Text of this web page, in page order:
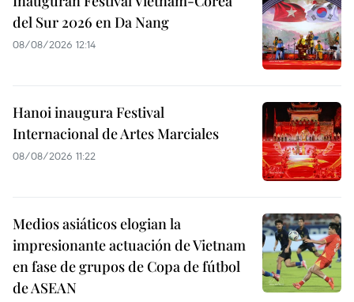
del Sur 2026 en Da Nang
08/08/2026 12:14
Hanoi inaugura Festival
Internacional de Artes Marciales
08/08/2026 11:22
Medios asiáticos elogian la
impresionante actuación de Vietnam
en fase de grupos de Copa de fútbol
de ASEAN